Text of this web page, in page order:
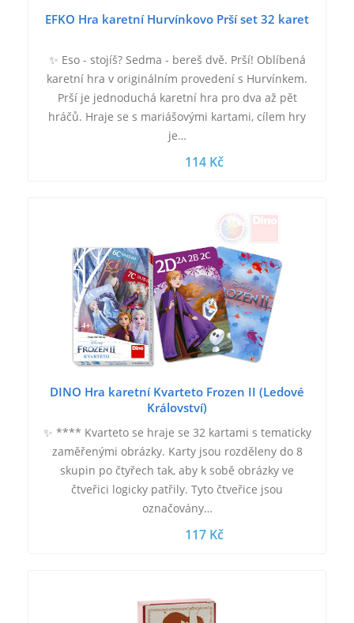
EFKO Hra karetní Hurvínkovo Prší set 32 karet
✨ Eso - stojíš? Sedma - bereš dvě. Prší! Oblíbená
karetní hra v originálním provedení s Hurvínkem.
Prší je jednoduchá karetní hra pro dva až pět
hráčů. Hraje se s mariášovými kartami, cílem hry
je…
114 Kč
DINO Hra karetní Kvarteto Frozen II (Ledové
Království)
✨ **** Kvarteto se hraje se 32 kartami s tematicky
zaměřenými obrázky. Karty jsou rozděleny do 8
skupin po čtyřech tak, aby k sobě obrázky ve
čtveřici logicky patřily. Tyto čtveřice jsou
označovány…
117 Kč